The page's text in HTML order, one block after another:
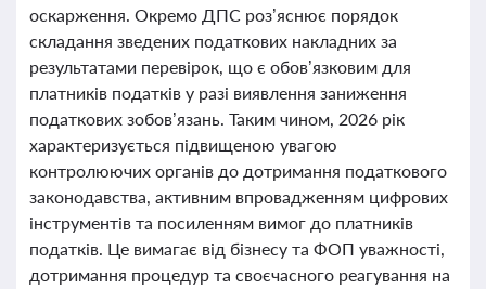
оскарження. Окремо ДПС роз’яснює порядок
складання зведених податкових накладних за
результатами перевірок, що є обов’язковим для
платників податків у разі виявлення заниження
податкових зобов’язань. Таким чином, 2026 рік
характеризується підвищеною увагою
контролюючих органів до дотримання податкового
законодавства, активним впровадженням цифрових
інструментів та посиленням вимог до платників
податків. Це вимагає від бізнесу та ФОП уважності,
дотримання процедур та своєчасного реагування на